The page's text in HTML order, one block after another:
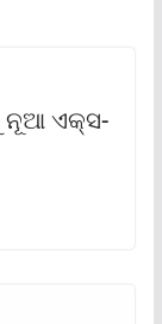
ନୂଆ ଏକ୍ସ-